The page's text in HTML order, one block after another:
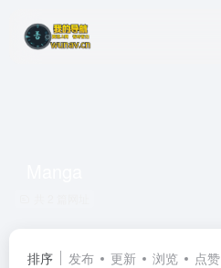
排序 发布 更新 浏览 点赞